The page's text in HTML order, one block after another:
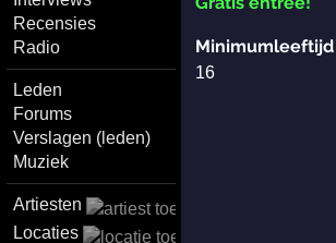
Recensies
Radio
Leden
Forums
Verslagen (leden)
Muziek
Artiesten
Locaties
Minimumleeftijd
16